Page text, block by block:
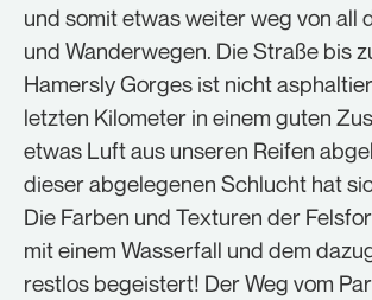
und somit etwas weiter weg von all
und Wanderwegen. Die Straße bis
Hamersly Gorges ist nicht
letzten Kilometer in einem guten
etwas Luft aus unseren Reifen
dieser abgelegenen Schlucht hat
Die Farben und Texturen der
mit einem Wasserfall und dem
restlos begeistert! Der Weg vom